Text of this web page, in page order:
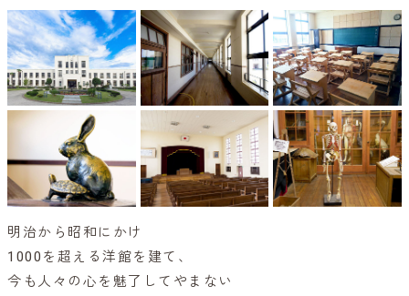
明治から昭和にかけ
1000を超える洋館を建て、
今も人々の心を魅了してやまない